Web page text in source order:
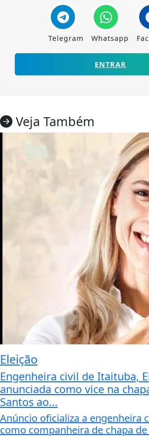
Telegram Whatsapp
ENTRAR
Veja Também
Eleição
Engenheira civil de Itaituba,
anunciada como vice na
Santos ao...
Anúncio oficializa a engenheira
como companheira de chapa